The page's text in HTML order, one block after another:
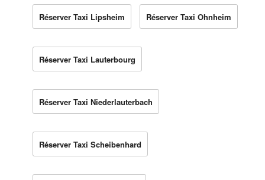
Réserver Taxi Lipsheim Réserver Taxi Ohnheim
Réserver Taxi Lauterbourg
Réserver Taxi Niederlauterbach
Réserver Taxi Scheibenhard